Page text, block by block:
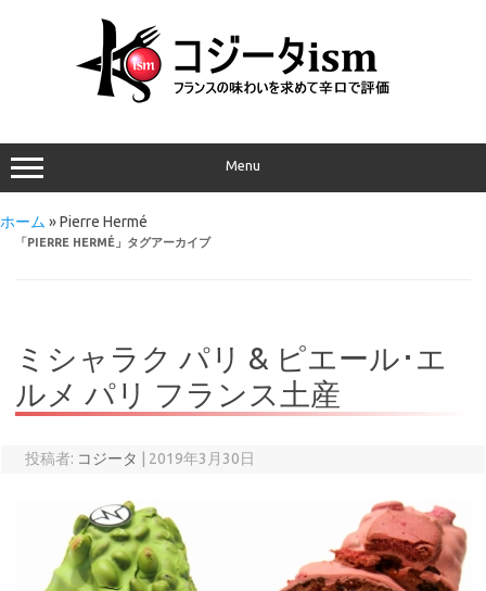
Menu
ホーム »Pierre Hermé
「PIERRE HERMÉ 」タグアーカイブ
ミシャラク パリ & ピエール･エ
ルメ パリ フランス土産
投稿者: コジータ 2019年3月30日